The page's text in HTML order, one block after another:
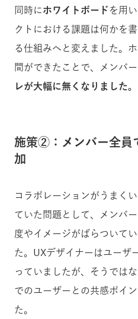
同時にホワイトボード を用
クトにおける課題は何かを
る仕組みへと変えました。
間ができたことで、メンバ
レが大幅に無くなりました。
施策②：メンバー全員
加
コラボレーションがうまく
ていた問題として、メンバ
度やイメージがばらついて
た。UXデザイナーはユーザ
っていましたが、そうでは
でのユーザーとの共感ポイ
た。